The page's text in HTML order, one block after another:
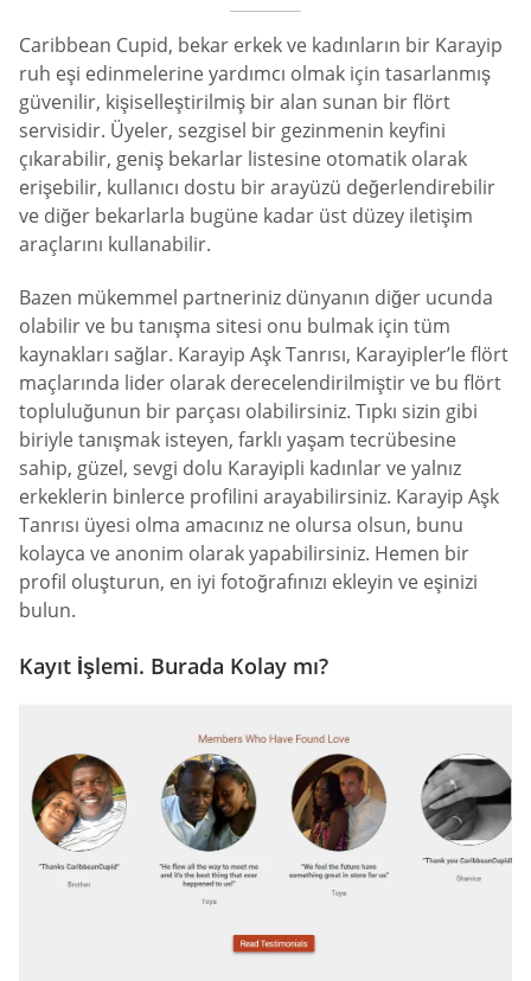
Caribbean Cupid, bekar erkek ve kadınların bir Karayip
ruh eşi edinmelerine yardımcı olmak için tasarlanmış
güvenilir, kişiselleştirilmiş bir alan sunan bir flört
servisidir. Üyeler, sezgisel bir gezinmenin keyfini
çıkarabilir, geniş bekarlar listesine otomatik olarak
erişebilir, kullanıcı dostu bir arayüzü değerlendirebilir
ve diğer bekarlarla bugüne kadar üst düzey iletişim
araçlarını kullanabilir.
Bazen mükemmel partneriniz dünyanın diğer ucunda
olabilir ve bu tanışma sitesi onu bulmak için tüm
kaynakları sağlar. Karayip Aşk Tanrısı, Karayipler’le flört
maçlarında lider olarak derecelendirilmiştir ve bu flört
topluluğunun bir parçası olabilirsiniz. Tıpkı sizin gibi
biriyle tanışmak isteyen, farklı yaşam tecrübesine
sahip, güzel, sevgi dolu Karayipli kadınlar ve yalnız
erkeklerin binlerce profilini arayabilirsiniz. Karayip Aşk
Tanrısı üyesi olma amacınız ne olursa olsun, bunu
kolayca ve anonim olarak yapabilirsiniz. Hemen bir
profil oluşturun, en iyi fotoğrafınızı ekleyin ve eşinizi
bulun.
Kayıt İşlemi. Burada Kolay mı?